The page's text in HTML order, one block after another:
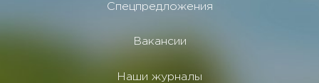
Спецпредложения
Вакансии
Наши журналы